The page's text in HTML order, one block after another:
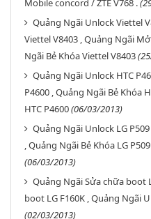
Mobile concord / ZTE V768 .
Quảng Ngãi Unlock Viettel
Viettel V8403 , Quảng Ngãi
Ngãi Bẻ Khóa Viettel V8403
Quảng Ngãi Unlock HTC
P4600 , Quảng Ngãi Bẻ Khóa
HTC P4600(06/03/2013)
Quảng Ngãi Unlock LG
, Quảng Ngãi Bẻ Khóa LG
(06/03/2013)
Quảng Ngãi Sửa chữa boot
boot LG F160K , Quảng Ngãi
(02/03/2013)